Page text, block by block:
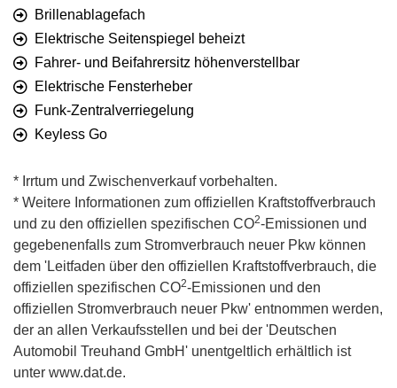
Brillenablagefach
Elektrische Seitenspiegel beheizt
Fahrer- und Beifahrersitz höhenverstellbar
Elektrische Fensterheber
Funk-Zentralverriegelung
Keyless Go
* Irrtum und Zwischenverkauf vorbehalten.
* Weitere Informationen zum offiziellen Kraftstoffverbrauch
und zu den offiziellen spezifischen CO2-Emissionen und
gegebenenfalls zum Stromverbrauch neuer Pkw können
dem 'Leitfaden über den offiziellen Kraftstoffverbrauch, die
offiziellen spezifischen CO2-Emissionen und den
offiziellen Stromverbrauch neuer Pkw' entnommen werden,
der an allen Verkaufsstellen und bei der 'Deutschen
Automobil Treuhand GmbH' unentgeltlich erhältlich ist
unter www.dat.de.